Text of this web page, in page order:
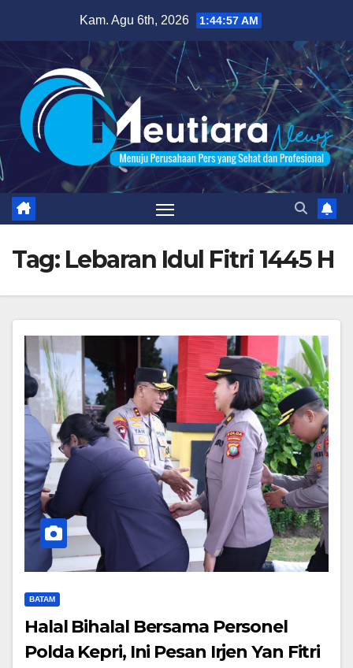
content
Kam. Agu 6th, 2026 1:44:59 AM
Tag: Lebaran Idul Fitri 1445 H
BATAM
Halal Bihalal Bersama Personel
Polda Kepri, Ini Pesan Irjen Yan Fitri